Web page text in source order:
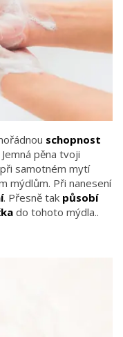
schopnost
Jemná pěna tvoji
samotném mytí
mýdlům. Při nanesení
. Přesně tak působí
do tohoto mýdla..